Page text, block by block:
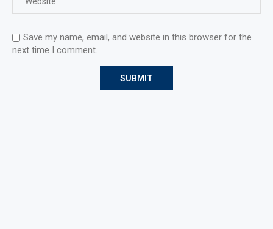
Save my name, email, and website in this browser for the
next time I comment.